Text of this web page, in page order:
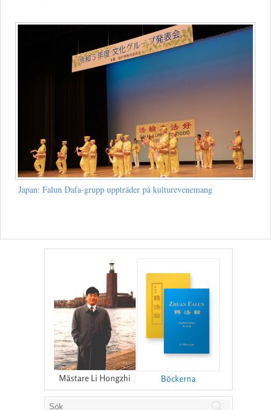
Japan: Falun Dafa-grupp uppträder på kulturevenemang
Mästare Li Hongzhi Böckerna